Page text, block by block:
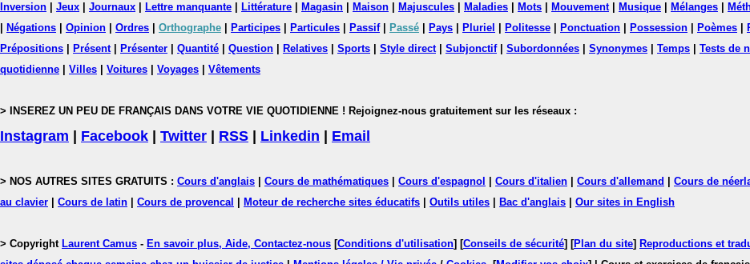
Inversion
Jeux Journaux Lettre manquante Littérature Magasin Maison Majuscules Maladies Mots Mouvement| Musique Mélanges
Négations Opinion Ordres Orthographe Participes Particules Passif| Passé Pays Pluriel Politesse Ponctuation Possession Poèmes
Prépositions
Présent| Présenter Quantité Question Relatives Sports Style direct| Subjonctif| Subordonnées Synonymes Temps Tests de
quotidienne
Villes Voitures Voyages Vêtements
> INSEREZ UN PEU DE FRANÇAIS DANS VOTRE VIE QUOTIDIENNE ! Rejoignez-nous gratuitement sur les réseaux :
Instagram Facebook Twitter RSS Linkedin Email
> NOS AUTRES SITES GRATUITS : Cours d'anglais Cours de mathématiques Cours d'espagnol Cours d'italien Cours d'allemand Cours de
au clavier
Cours de latin Cours de provencal Moteur de recherche sites éducatifs Outils utiles Bac d'anglais Our sites in English
> Copyright Laurent Camus - En savoir plus, Aide, Contactez-nous [Conditions d'utilisation] [Conseils de sécurité] [Plan du site] Reproductions et